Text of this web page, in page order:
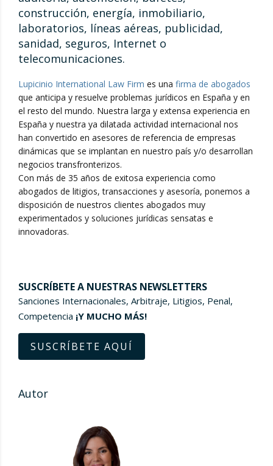
construcción, energía, inmobiliario,
laboratorios, líneas aéreas, publicidad,
sanidad, seguros, Internet o
telecomunicaciones.
Lupicinio International Law Firm es una firma de abogados
que anticipa y resuelve problemas jurídicos en España y en
el resto del mundo. Nuestra larga y extensa experiencia en
España y nuestra ya dilatada actividad internacional nos
han convertido en asesores de referencia de empresas
dinámicas que se implantan en nuestro país y/o desarrollan
negocios transfronterizos.
Con más de 35 años de exitosa experiencia como
abogados de litigios, transacciones y asesoría, ponemos a
disposición de nuestros clientes abogados muy
experimentados y soluciones jurídicas sensatas e
innovadoras.
SUSCRÍBETE A NUESTRAS NEWSLETTERS
Sanciones Internacionales, Arbitraje, Litigios, Penal,
Competencia ¡Y MUCHO MÁS!
SUSCRÍBETE AQUÍ
Autor